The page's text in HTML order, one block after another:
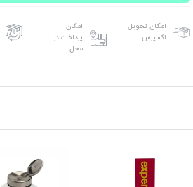
امکان تحویل
اکسپرس
امکان
پرداخت در
محل